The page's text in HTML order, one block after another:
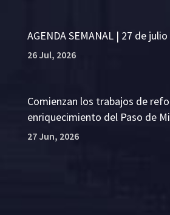
AGENDA SEMANAL | 27 de
26 Jul, 2026
Comienzan los trabajos de
enriquecimiento del Paso de
27 Jun, 2026